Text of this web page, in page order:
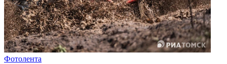
Фотолента